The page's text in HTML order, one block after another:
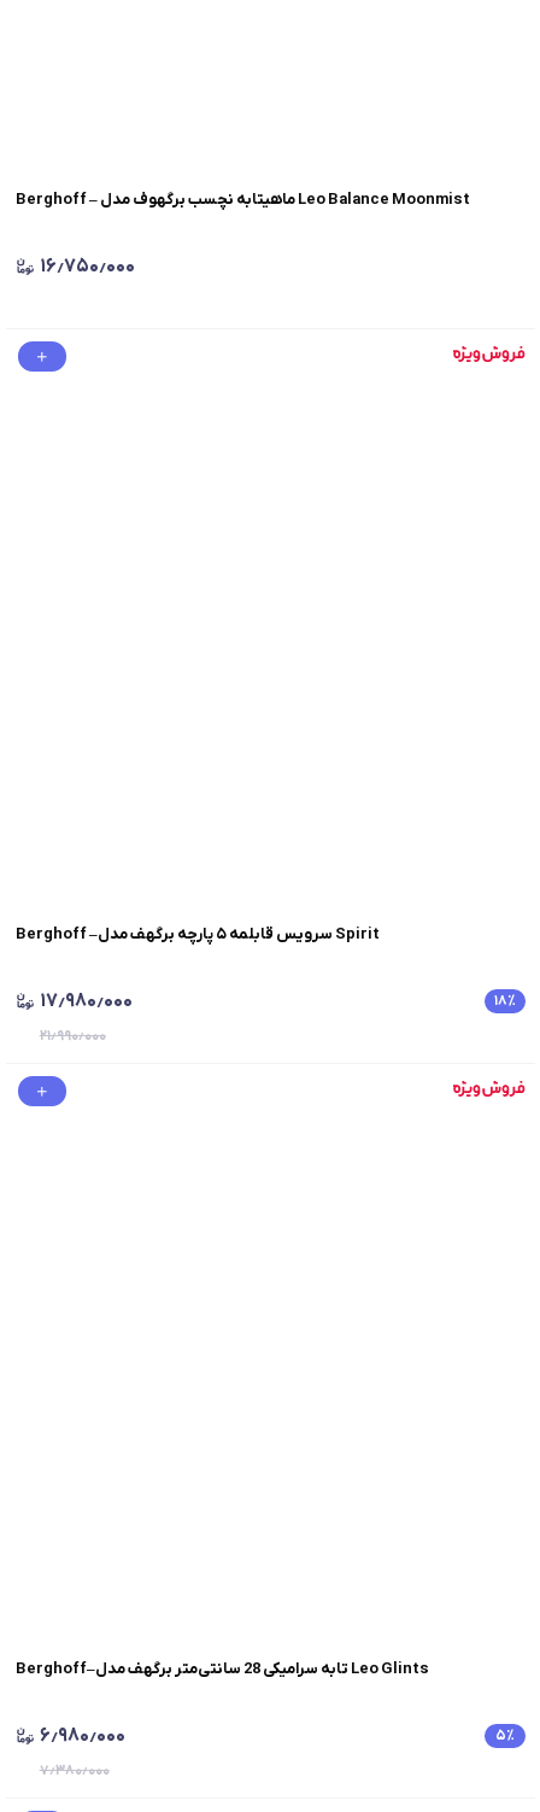
Berghoff – ماهیتابه نچسب برگهوف مدل Leo Balance Moonmist
۱۶٫۷۵۰٫۰۰۰
Berghoff –سرویس قابلمه ۵ پارچه برگهف مدل Spirit
۱۸٪ ۱۷٫۹۸۰٫۰۰۰
۲۱٫۹۹۰٫۰۰۰
Berghoff–تابه سرامیکی 28 سانتی‌متر برگهف مدل Leo Glints
۵٪ ۶٫۹۸۰٫۰۰۰
۷٫۳۸۰٫۰۰۰